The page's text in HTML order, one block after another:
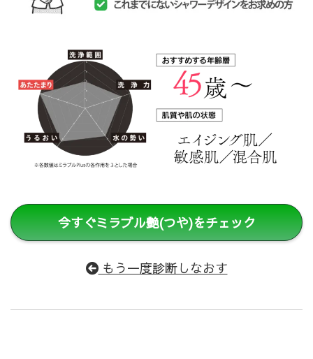
今すぐミラブル艶(つや)をチェック
もう一度診断しなおす